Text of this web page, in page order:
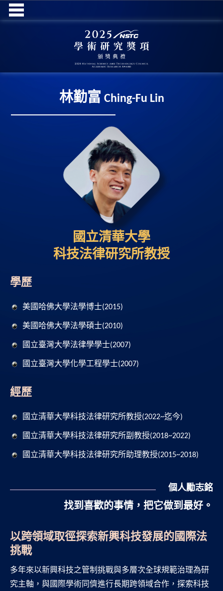
林勤富 Ching-Fu Lin
國立清華大學
科技法律研究所教授
學歷
美國哈佛大學法學博士(2015)
美國哈佛大學法學碩士(2010)
國立臺灣大學法律學學士(2007)
國立臺灣大學化學工程學士(2007)
經歷
國立清華大學科技法律研究所教授(2022~迄今)
國立清華大學科技法律研究所副教授(2018~2022)
國立清華大學科技法律研究所助理教授(2015~2018)
個人勵志銘
找到喜歡的事情，把它做到最好。
以跨領域取徑探索新興科技發展的國際法
挑戰
多年來以新興科技之管制挑戰與多層次全球規範治理為研
究主軸，與國際學術同儕進行長期跨領域合作，探索科技